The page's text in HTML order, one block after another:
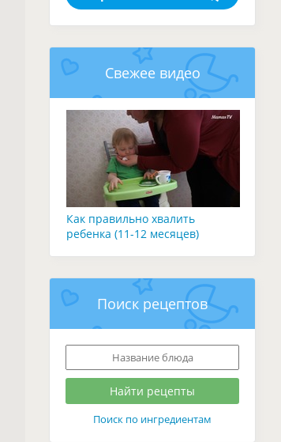
Свежее видео
Как правильно хвалить
ребенка (11-12 месяцев)
Поиск рецептов
Поиск по ингредиентам